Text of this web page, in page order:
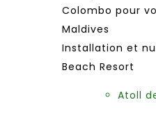
Colombo pour
Maldives
Installation et
Beach Resort
Atoll